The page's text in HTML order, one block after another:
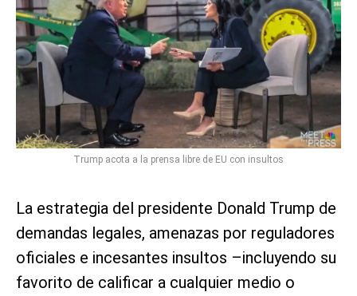
Trump acota a la prensa libre de EU con insultos
La estrategia del presidente Donald Trump de
demandas legales, amenazas por reguladores
oficiales e incesantes insultos –incluyendo su
favorito de calificar a cualquier medio o